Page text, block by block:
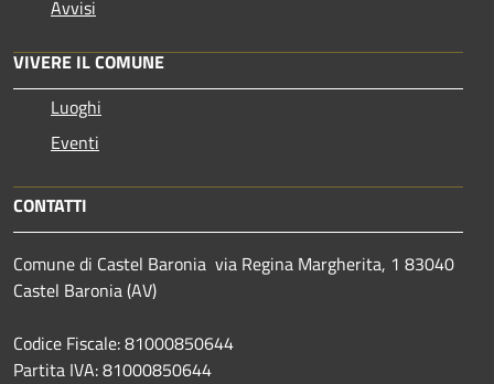
Avvisi
VIVERE IL COMUNE
Luoghi
Eventi
CONTATTI
Comune di Castel Baronia via Regina Margherita, 1 83040
Castel Baronia (AV)
Codice Fiscale: 81000850644
Partita IVA: 81000850644